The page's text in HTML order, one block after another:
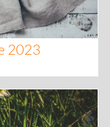
2023